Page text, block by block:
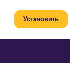
Установить